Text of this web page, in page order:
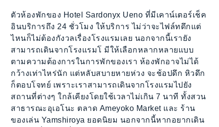
ตัวห้องพักของ Hotel Sardonyx Ueno ที่มีเคาน์เตอร์เช็ค
อินบริการถึง 24 ชั่วโมง ให้บริการ ไม่ว่าจะไฟล์ทดึกแต่
ไหนก็ไม่ต้องกังวลเรื่องโรงแรมเลย นอกจากนี้เรายัง
สามารถเดินจากโรงแรมโ มีให้เลือกหลากหลายแบบ
ตามความต้องการในการพักของเรา ห้องพักอาจไม่ได้
กว้างเท่าไหร่นัก แต่หลับสบายหายห่วง จะช้อปดึก หิวดึก
ก็ตอบโจทย์ เพราะเราสามารถเดินจากโรงแรมไปยัง
สถานที่ต่างๆ ใกล้เคียงโดยใช้เวลาไม่เกิน 7 นาที ทั้งสวน
สาธารณะอุเอโนะ ตลาด Ameyoko Market และ ร้าน
ของเล่น Yamshiroya ยอดนิยม นอกจากนี้หากอยากเดิน